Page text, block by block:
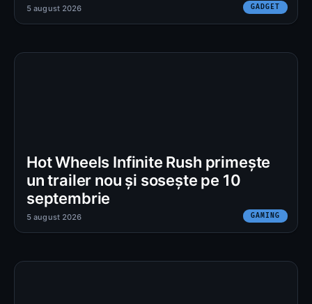
GADGET
5 august 2026
Hot Wheels Infinite Rush primește
un trailer nou și sosește pe 10
septembrie
GAMING
5 august 2026